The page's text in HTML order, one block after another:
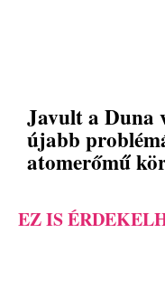
Javult a Duna
újabb
atomerőmű
EZ IS